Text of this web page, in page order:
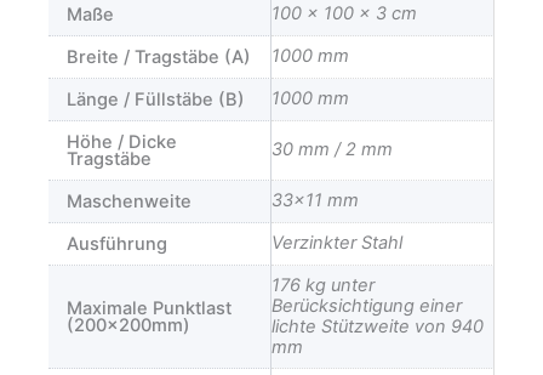
Maße
100 × 100 × 3 cm
Breite / Tragstäbe (A)
1000 mm
Länge / Füllstäbe (B)
1000 mm
Höhe / Dicke
Tragstäbe 30 mm / 2 mm
Maschenweite
33×11 mm
Ausführung
Verzinkter Stahl
Maximale Punktlast
(200x200mm)
176 kg unter
Berücksichtigung einer
lichte Stützweite von 940
mm